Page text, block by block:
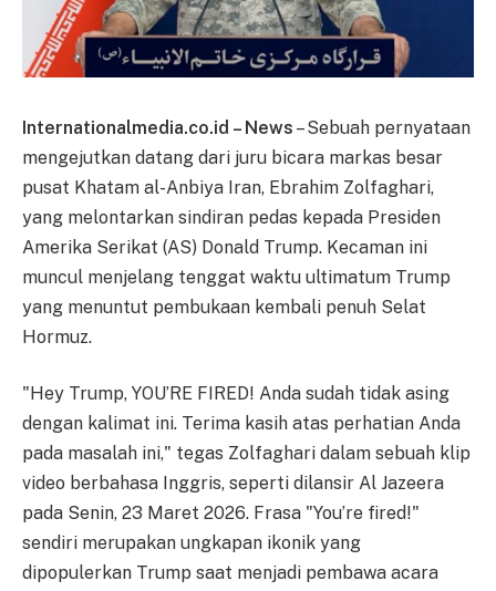
Internationalmedia.co.id – News – Sebuah pernyataan
mengejutkan datang dari juru bicara markas besar
pusat Khatam al-Anbiya Iran, Ebrahim Zolfaghari,
yang melontarkan sindiran pedas kepada Presiden
Amerika Serikat (AS) Donald Trump. Kecaman ini
muncul menjelang tenggat waktu ultimatum Trump
yang menuntut pembukaan kembali penuh Selat
Hormuz.
"Hey Trump, YOU’RE FIRED! Anda sudah tidak asing
dengan kalimat ini. Terima kasih atas perhatian Anda
pada masalah ini," tegas Zolfaghari dalam sebuah klip
video berbahasa Inggris, seperti dilansir Al Jazeera
pada Senin, 23 Maret 2026. Frasa "You’re fired!"
sendiri merupakan ungkapan ikonik yang
dipopulerkan Trump saat menjadi pembawa acara